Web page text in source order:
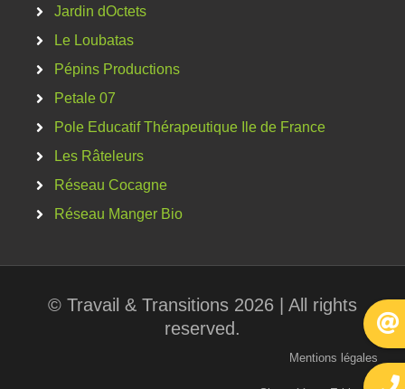
Jardin dOctets
Le Loubatas
Pépins Productions
Petale 07
Pole Educatif Thérapeutique Ile de France
Les Râteleurs
Réseau Cocagne
Réseau Manger Bio
© Travail & Transitions 2026 | All rights
reserved.
Mentions légales